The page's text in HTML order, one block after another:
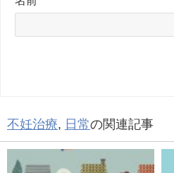
不妊治療, 日常の関連記事